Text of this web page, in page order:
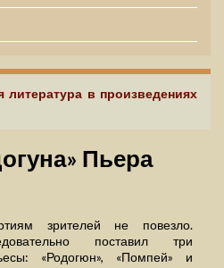
литература в произведениях
Пьера
зрителей не повезло.
поставил три
«Родогюн», «Помпей» и